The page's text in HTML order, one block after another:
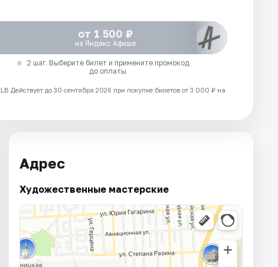
от 1 500 ₽
на Яндекс Афише
2 шаг. Выберите билет и примените промокод
до оплаты
Действует до 30 сентября 2026 при покупке билетов от 3 000 ₽ на
Адрес
Художественные мастерские